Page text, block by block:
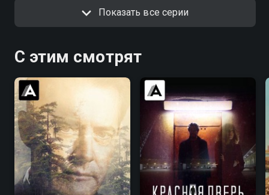
Показать все серии
С этим смотрят